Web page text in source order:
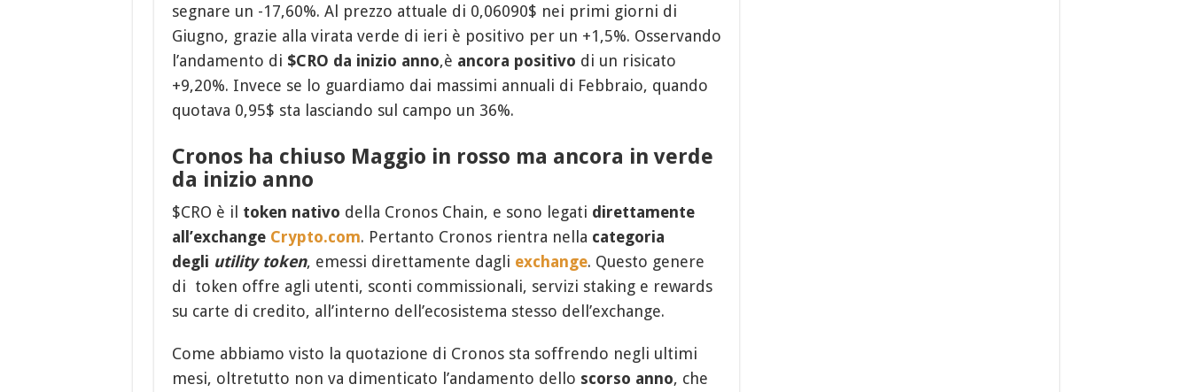
segnare un -17,60%. Al prezzo attuale di 0,06090$ nei primi giorni di
Giugno, grazie alla virata verde di ieri è positivo per un +1,5%. Osservando
l’andamento di $CRO da inizio anno,è ancora positivo di un risicato
+9,20%. Invece se lo guardiamo dai massimi annuali di Febbraio, quando
quotava 0,95$ sta lasciando sul campo un 36%.
Cronos ha chiuso Maggio in rosso ma ancora in verde
da inizio anno
$CRO è il token nativo della Cronos Chain, e sono legati direttamente
all’exchange Crypto.com. Pertanto Cronos rientra nella categoria
degli utility token, emessi direttamente dagli exchange. Questo genere
di token offre agli utenti, sconti commissionali, servizi staking e rewards
su carte di credito, all’interno dell’ecosistema stesso dell’exchange.
Come abbiamo visto la quotazione di Cronos sta soffrendo negli ultimi
mesi, oltretutto non va dimenticato l’andamento dello scorso anno, che